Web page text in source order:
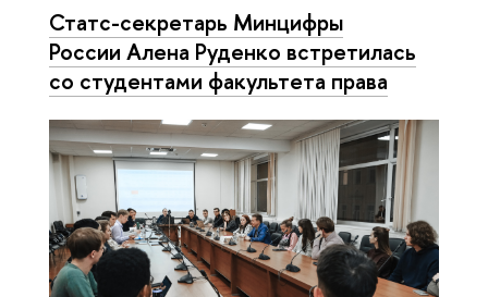
Статс-секретарь Минцифры
России Алена Руденко встретилась
со студентами факультета права